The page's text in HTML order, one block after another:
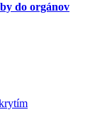
do orgánov